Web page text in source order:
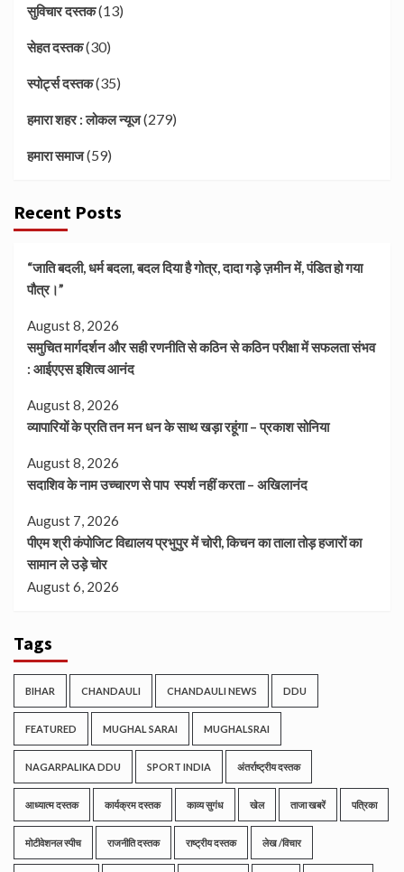
सुविचार दस्तक(13)
सेहत दस्तक(30)
स्पोर्ट्स दस्तक(35)
हमारा शहर : लोकल न्यूज(279)
हमारा समाज(59)
Recent Posts
“जाति बदली, धर्म बदला, बदल दिया है गोत्र, दादा गड़े ज़मीन में, पंडित हो गया
पौत्र।”
August 8, 2026
समुचित मार्गदर्शन और सही रणनीति से कठिन से कठिन परीक्षा में सफलता संभव
: आईएएस इशित्व आनंद
August 8, 2026
व्यापारियों के प्रति तन मन धन के साथ खड़ा रहूंगा – प्रकाश सोनिया
August 8, 2026
सदाशिव के नाम उच्चारण से पाप स्पर्श नहीं करता – अखिलानंद
August 7, 2026
पीएम श्री कंपोजिट विद्यालय प्रभुपुर में चोरी, किचन का ताला तोड़ हजारों का
सामान ले उड़े चोर
August 6, 2026
Tags
BIHAR CHANDAULI CHANDAULI NEWS DDU
FEATURED MUGHAL SARAI MUGHALSRAI
NAGARPALIKA DDU SPORT INDIA अंतर्राष्ट्रीय दस्तक
आध्यात्म दस्तक कार्यक्रम दस्तक काव्य सुगंध खेल ताजा खबरें पत्रिका
मोटीवेशनल स्पीच राजनीति दस्तक राष्ट्रीय दस्तक लेख /विचार